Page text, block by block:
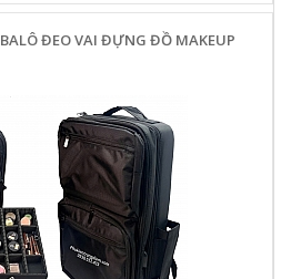
ĐEO VAI ĐỰNG ĐỒ MAKEUP